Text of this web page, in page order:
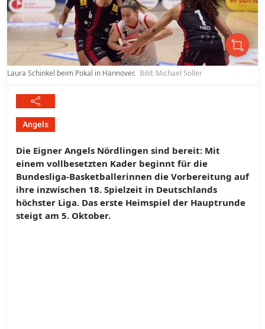
Laura Schinkel beim Pokal in Hannover. Bild: Michael Soller
Angels
Die Eigner Angels Nördlingen sind bereit: Mit
einem vollbesetzten Kader beginnt für die
Bundesliga-Basketballerinnen die Vorbereitung auf
ihre inzwischen 18. Spielzeit in Deutschlands
höchster Liga. Das erste Heimspiel der Hauptrunde
steigt am 5. Oktober.